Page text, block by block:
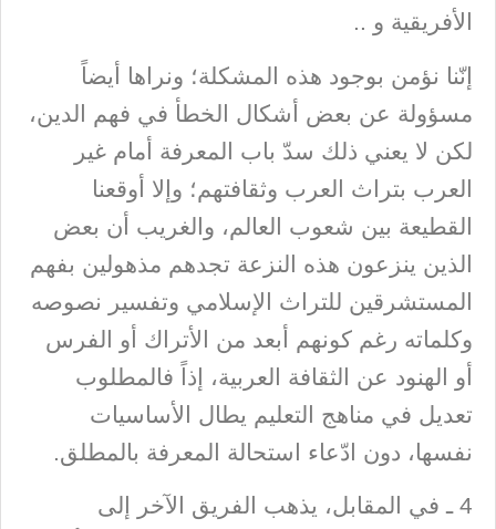
الأفريقية و ..
إنّنا نؤمن بوجود هذه المشكلة؛ ونراها أيضاً
مسؤولة عن بعض أشكال الخطأ في فهم الدين،
لكن لا يعني ذلك سدّ باب المعرفة أمام غير
العرب بتراث العرب وثقافتهم؛ وإلا أوقعنا
القطيعة بين شعوب العالم، والغريب أن بعض
الذين ينزعون هذه النزعة تجدهم مذهولين بفهم
المستشرقين للتراث الإسلامي وتفسير نصوصه
وكلماته رغم كونهم أبعد من الأتراك أو الفرس
أو الهنود عن الثقافة العربية، إذاً فالمطلوب
تعديل في مناهج التعليم يطال الأساسيات
نفسها، دون ادّعاء استحالة المعرفة بالمطلق.
4 ـ في المقابل، يذهب الفريق الآخر إلى